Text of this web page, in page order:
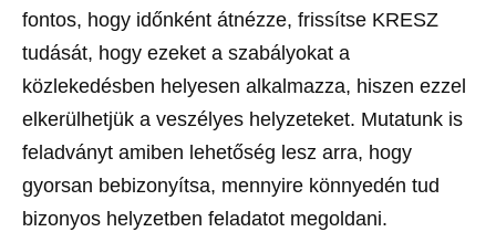
fontos, hogy időnként átnézze, frissítse KRESZ
tudását, hogy ezeket a szabályokat a
közlekedésben helyesen alkalmazza, hiszen ezzel
elkerülhetjük a veszélyes helyzeteket. Mutatunk is
feladványt amiben lehetőség lesz arra, hogy
gyorsan bebizonyítsa, mennyire könnyedén tud
bizonyos helyzetben feladatot megoldani.